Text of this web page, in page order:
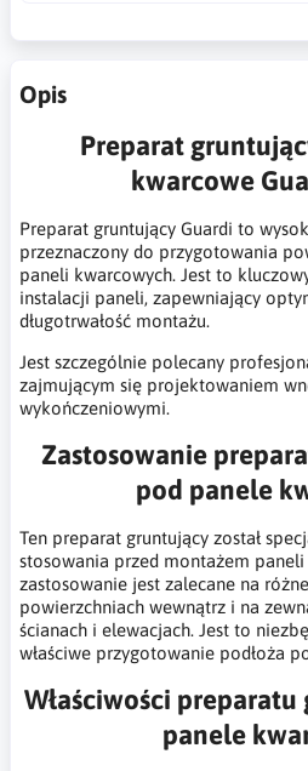
Opis
Preparat
kwarcowe
Preparat gruntujący Guardi to
przeznaczony do przygotowania
paneli kwarcowych. Jest to
instalacji paneli, zapewniający
długotrwałość montażu.
Jest szczególnie polecany
zajmującym się projektowaniem
wykończeniowymi.
Zastosowanie
pod panele
Ten preparat gruntujący został
stosowania przed montażem paneli
zastosowanie jest zalecane na
powierzchniach wewnątrz i na
ścianach i elewacjach. Jest to
właściwe przygotowanie podłoża
Właściwości
panele